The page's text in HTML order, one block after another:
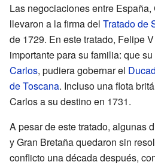
Las negociaciones entre
llevaron a la firma del Tratado de
de 1729. En este tratado, Felipe
importante para su familia: que
Carlos, pudiera gobernar el
de Toscana. Incluso una flota
Carlos a su destino en 1731.
A pesar de este tratado, algunas
y Gran Bretaña quedaron sin
conflicto una década después,